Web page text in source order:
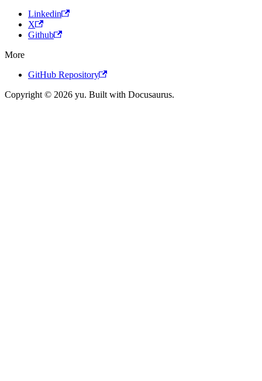
Linkedin
X
Github
More
GitHub Repository
Copyright © 2026 yu. Built with Docusaurus.